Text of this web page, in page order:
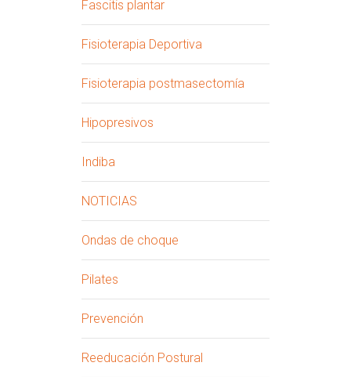
Fascitis plantar
Fisioterapia Deportiva
Fisioterapia postmasectomía
Hipopresivos
Indiba
NOTICIAS
Ondas de choque
Pilates
Prevención
Reeducación Postural